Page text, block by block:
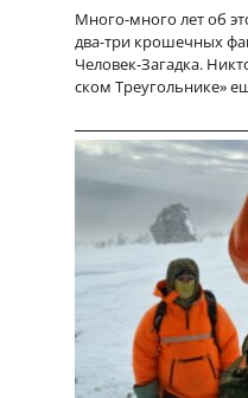
Много-много лет об
два-три крошечных
Человек-Загадка.
ском Треугольнике»